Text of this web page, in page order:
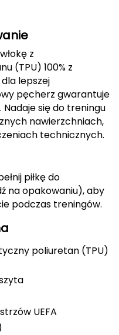
z
(TPU) 100% z
lepszej
pęcherz gwarantuje
się do treningu
nawierzchniach,
technicznych.
piłkę do
na opakowaniu), aby
podczas treningów.
poliuretan (TPU)
UEFA